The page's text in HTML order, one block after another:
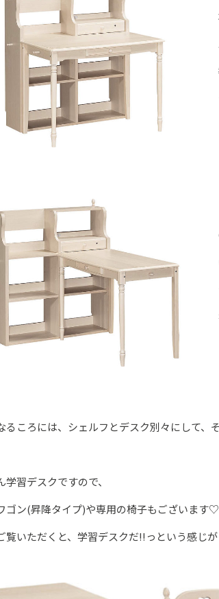
るころには、シェルフとデスク別々にして、
学習デスクですので、
ゴン(昇降タイプ)や専用の椅子もございます♡
覧いただくと、学習デスクだ‼っという感じが